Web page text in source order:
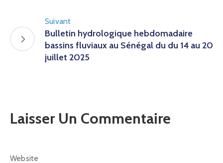
Suivant
Bulletin hydrologique hebdomadaire
bassins fluviaux au Sénégal du du 14 au 20
juillet 2025
Laisser Un Commentaire